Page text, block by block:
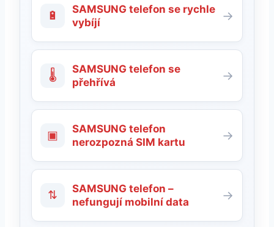
🔋
SAMSUNG telefon se rychle
vybíjí
→
🌡
SAMSUNG telefon se
přehřívá
→
▣
SAMSUNG telefon
nerozpozná SIM kartu
→
⇅
SAMSUNG telefon –
nefungují mobilní data
→